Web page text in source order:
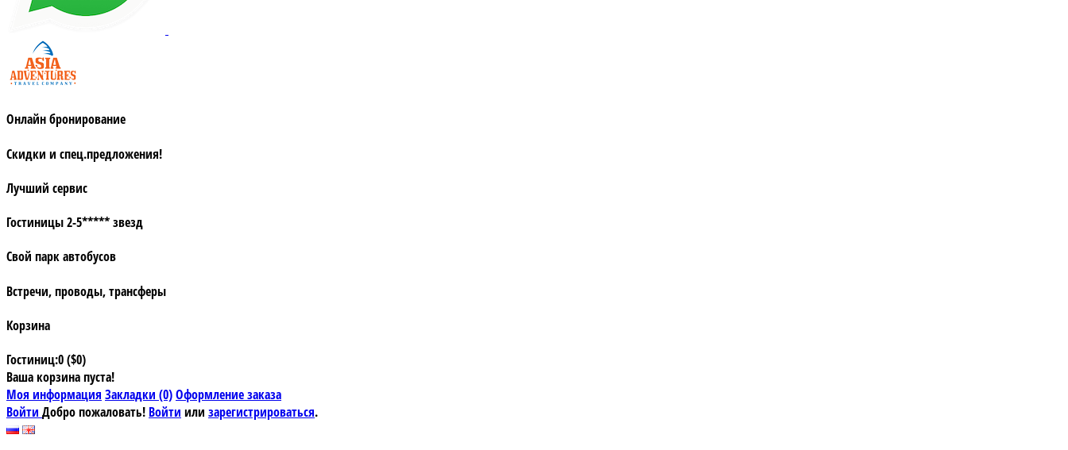
Онлайн бронирование
Скидки и спец.предложения!
Лучший сервис
Гостиницы 2-5***** звезд
Свой парк автобусов
Встречи, проводы, трансферы
Корзина
Гостиниц:0 ($0)
Ваша корзина пуста!
Моя информация Закладки (0)Оформление заказа
Войти Добро пожаловать! Войти или зарегистрироваться.